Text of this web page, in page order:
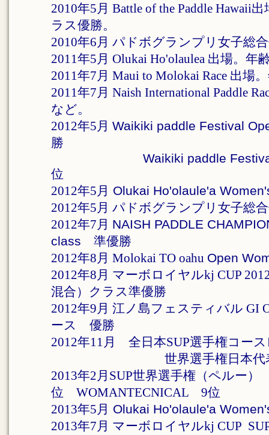
2010年5月 Battle of the Paddle Hawaii
ラス優勝。
2010年6月 パドボグランプリ女子総
2011年5月 Olukai Ho'olaulea 出場。年
2011年7月 Maui to Molokai Race 出場
2011年7月 Naish International Paddle
など。
2012年5月 Waikiki paddle Festival
勝
Waikiki paddle Festival
位
2012年5月 Olukai Ho'olaule'a
2012年5月 パドボグランプリ女子総
2012年7月 NAISH PADDLE
class 準優勝
2012年8月 Molokai TO oahu Open
2012年8月 マーボロイヤルkj CUP
混合）クラス準優勝
2012年9月 江ノ島フェスティバル GI
ース 優勝
2012年11月 全日本SUP選手権コ
世界選手権日本代
2013年2月SUP世界選手権（ペルー
位 WOMANTECNICAL 9位
2013年5月 Olukai Ho'olaule'a
2013年7月 マーボロイヤルkj CUP